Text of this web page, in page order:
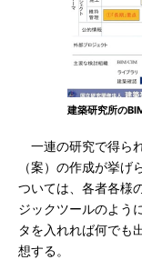
建築研究所の
一連の研究で得ら
（案）の作成が挙
ついては、各者各様
ジックツールのよう
タを入れれば何でも
想する。